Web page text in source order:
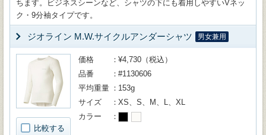
ちます。ビジネスシーンなど、シャツの下にも着用しやすいVネッ
ク・9分袖タイプです。
ジオライン M.W.サイクルアンダーシャツ 男女兼用
比較する
価格
¥4,730（税込）
品番
#1130606
平均重量
153g
サイズ
XS、S、M、L、XL
カラー